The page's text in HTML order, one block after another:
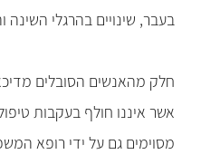
בעבר, שינויים בהרגלי השינה
חלק מהאנשים הסובלים
אשר איננו חולף בעקבות
מסוימים גם על ידי רופא